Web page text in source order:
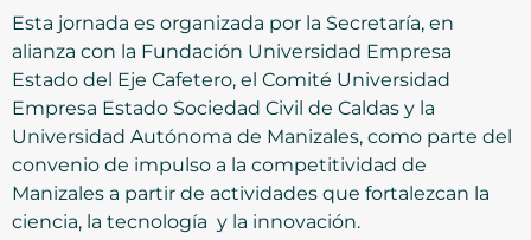
Esta jornada es organizada por la Secretaría, en
alianza con la Fundación Universidad Empresa
Estado del Eje Cafetero, el Comité Universidad
Empresa Estado Sociedad Civil de Caldas y la
Universidad Autónoma de Manizales, como parte del
convenio de impulso a la competitividad de
Manizales a partir de actividades que fortalezcan la
ciencia, la tecnología y la innovación.